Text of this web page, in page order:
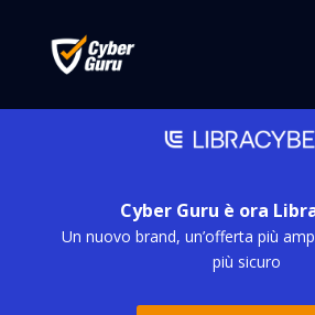
Cyber Guru è ora
Un nuovo brand, un’offerta più
più sicuro
Cyber Guru